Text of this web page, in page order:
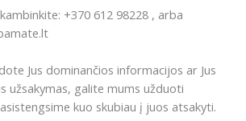
+370 612 98228 , arba
Jus dominančios informacijos ar Jus
užsakymas, galite mums užduoti
kuo skubiau į juos atsakyti.